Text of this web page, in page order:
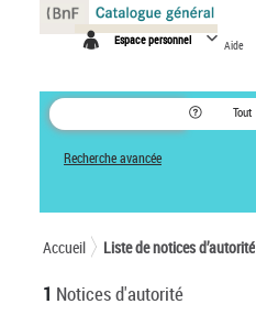
Espace personnel Aide
Tout
Recherche avancée
Accueil Liste de notices d’autorité
1 Notices d'autorité
Panneau de gestion des cookies